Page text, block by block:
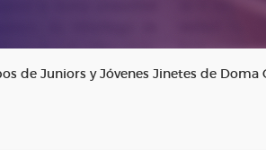
de Juniors y Jóvenes Jinetes de